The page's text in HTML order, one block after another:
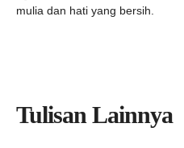
mulia dan hati yang bersih.
Tulisan Lainnya